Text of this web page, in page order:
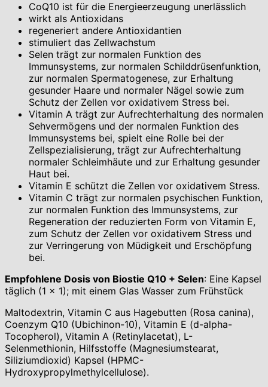
CoQ10 ist für die Energieerzeugung unerlässlich
wirkt als Antioxidans
regeneriert andere Antioxidantien
stimuliert das Zellwachstum
Selen trägt zur normalen Funktion des
Immunsystems, zur normalen Schilddrüsenfunktion,
zur normalen Spermatogenese, zur Erhaltung
gesunder Haare und normaler Nägel sowie zum
Schutz der Zellen vor oxidativem Stress bei.
Vitamin A trägt zur Aufrechterhaltung des normalen
Sehvermögens und der normalen Funktion des
Immunsystems bei, spielt eine Rolle bei der
Zellspezialisierung, trägt zur Aufrechterhaltung
normaler Schleimhäute und zur Erhaltung gesunder
Haut bei.
Vitamin E schützt die Zellen vor oxidativem Stress.
Vitamin C trägt zur normalen psychischen Funktion,
zur normalen Funktion des Immunsystems, zur
Regeneration der reduzierten Form von Vitamin E,
zum Schutz der Zellen vor oxidativem Stress und
zur Verringerung von Müdigkeit und Erschöpfung
bei.
Empfohlene Dosis von Biostie Q10 + Selen: Eine Kapsel
täglich (1 × 1); mit einem Glas Wasser zum Frühstück
Maltodextrin, Vitamin C aus Hagebutten (Rosa canina),
Coenzym Q10 (Ubichinon-10), Vitamin E (d-alpha-
Tocopherol), Vitamin A (Retinylacetat), L-
Selenmethionin, Hilfsstoffe (Magnesiumstearat,
Siliziumdioxid) Kapsel (HPMC-
Hydroxypropylmethylcellulose).